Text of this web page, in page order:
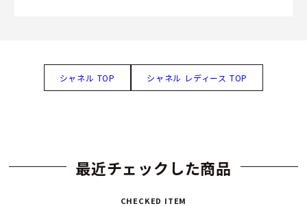
シャネル TOP シャネル レディース TOP
最近チェックした商品
CHECKED ITEM